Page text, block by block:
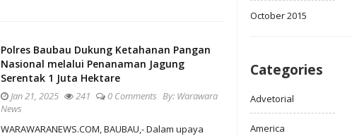
Polres Baubau Dukung Ketahanan Pangan
Nasional melalui Penanaman Jagung
Serentak 1 Juta Hektare
Jan 21, 2025 241 0 Comments By: Warawara
News
WARAWARANEWS.COM, BAUBAU,- Dalam upaya
October 2015
Categories
Advetorial
America